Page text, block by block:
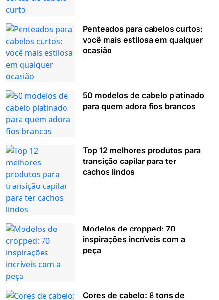
Penteados para cabelos curtos:
você mais estilosa em qualquer
ocasião
50 modelos de cabelo platinado
para quem adora fios brancos
Top 12 melhores produtos para
transição capilar para ter
cachos lindos
Modelos de cropped: 70
inspirações incríveis com a
peça
Cores de cabelo: 8 tons de